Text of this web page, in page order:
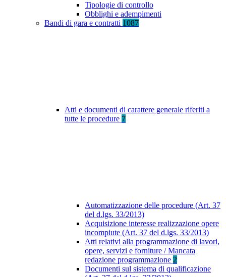
Tipologie di controllo
Obblighi e adempimenti
Bandi di gara e contratti 1087
Atti e documenti di carattere generale riferiti a
tutte le procedure 7
Automatizzazione delle procedure (Art. 37
del d.lgs. 33/2013)
Acquisizione interesse realizzazione opere
incompiute (Art. 37 del d.lgs. 33/2013)
Atti relativi alla programmazione di lavori,
opere, servizi e forniture / Mancata
redazione programmazione 2
Documenti sul sistema di qualificazione